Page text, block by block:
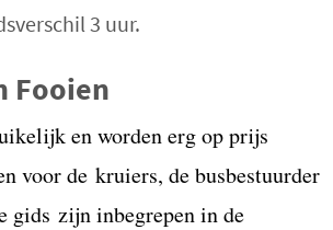
3 uur.
Fooien
en worden erg op prijs
voor de kruiers, de busbestuurder
gids zijn inbegrepen in de